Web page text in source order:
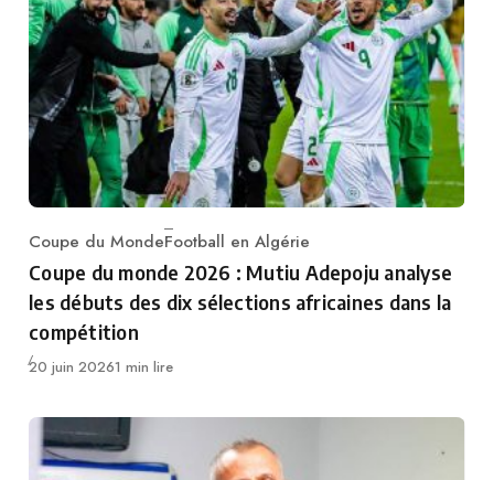
Category
Coupe du MondeFootball en Algérie
Coupe du monde 2026 : Mutiu Adepoju analyse
les débuts des dix sélections africaines dans la
compétition
Publié
20 juin 20261 min lire